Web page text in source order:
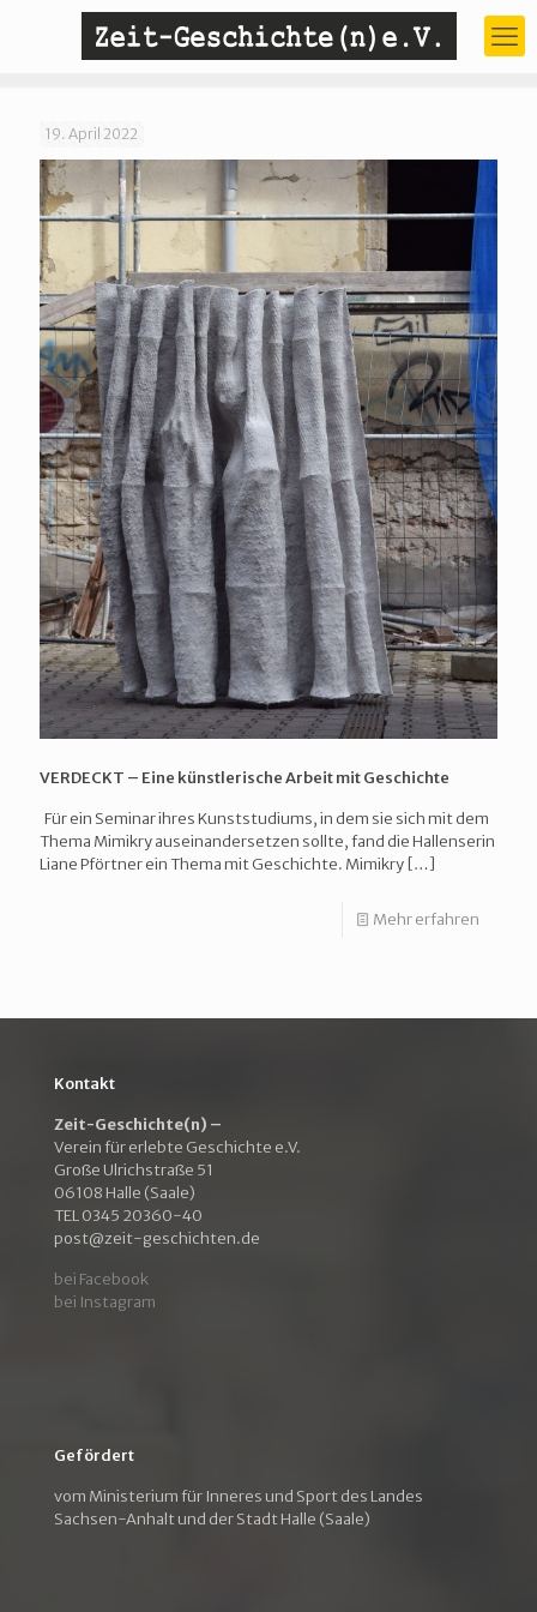
19. April 2022
VERDECKT – Eine künstlerische Arbeit mit Geschichte
Für ein Seminar ihres Kunststudiums, in dem sie sich mit dem
Thema Mimikry auseinandersetzen sollte, fand die Hallenserin
Liane Pförtner ein Thema mit Geschichte. Mimikry […]
Mehr erfahren
Kontakt
Zeit-Geschichte(n) –
Verein für erlebte Geschichte e.V.
Große Ulrichstraße 51
06108 Halle (Saale)
TEL 0345 20360-40
post@zeit-geschichten.de
bei Facebook
bei Instagram
Gefördert
vom Ministerium für Inneres und Sport des Landes
Sachsen-Anhalt und der Stadt Halle (Saale)